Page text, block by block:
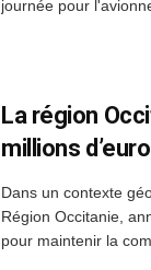
journée pour
La région
millions
Dans un contexte
Région Occitanie,
pour maintenir la